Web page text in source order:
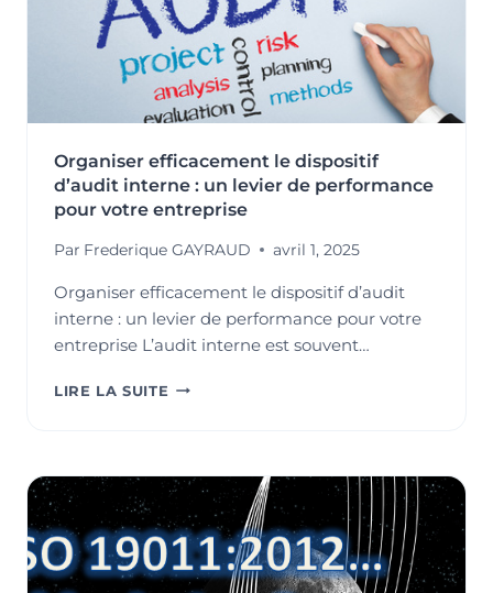
Organiser efficacement le dispositif
d’audit interne : un levier de performance
pour votre entreprise
Par Frederique GAYRAUD avril 1, 2025
Organiser efficacement le dispositif d’audit
interne : un levier de performance pour votre
entreprise L’audit interne est souvent…
LIRE LA SUITE ORGANISER
D’AUDIT
INTERNE
UN
LEVIER
DE